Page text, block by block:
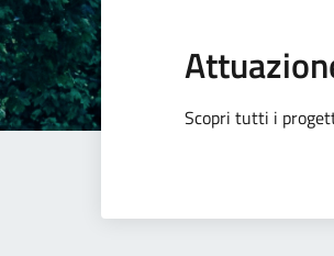
Scopri tutti i